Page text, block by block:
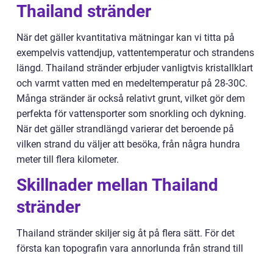
Thailand stränder
När det gäller kvantitativa mätningar kan vi titta på
exempelvis vattendjup, vattentemperatur och strandens
längd. Thailand stränder erbjuder vanligtvis kristallklart
och varmt vatten med en medeltemperatur på 28-30C.
Många stränder är också relativt grunt, vilket gör dem
perfekta för vattensporter som snorkling och dykning.
När det gäller strandlängd varierar det beroende på
vilken strand du väljer att besöka, från några hundra
meter till flera kilometer.
Skillnader mellan Thailand
stränder
Thailand stränder skiljer sig åt på flera sätt. För det
första kan topografin vara annorlunda från strand till